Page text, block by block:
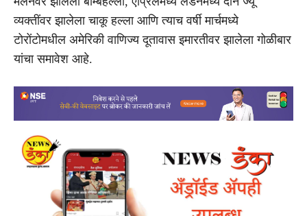
व्यक्तींवर झालेला चाकू हल्ला आणि त्याच वर्षी मार्चमध्ये
टोरोंटोमधील अमेरिकी वाणिज्य दूतावास इमारतीवर झालेला गोळीबार
यांचा समावेश आहे.